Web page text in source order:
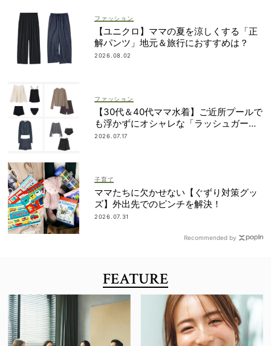
ファッション
【ユニクロ】ママの夏を涼しくする「正
解パンツ」地元＆旅行におすすめは？
2026.08.02
ファッション
【30代＆40代ママ水着】ご近所プールで
も浮かずにオシャレな「ラッシュガード
＆ショートパンツセット」6選！
2026.07.17
子育て
ママたちに欠かせない【ぐずり対策グッ
ズ】外出先でのピンチを解決！
2026.07.31
Recommended by
FEATURE